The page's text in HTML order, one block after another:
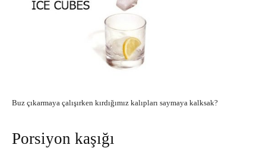
Buz çıkarmaya çalışırken kırdığımız kalıpları saymaya kalksak?
Porsiyon kaşığı